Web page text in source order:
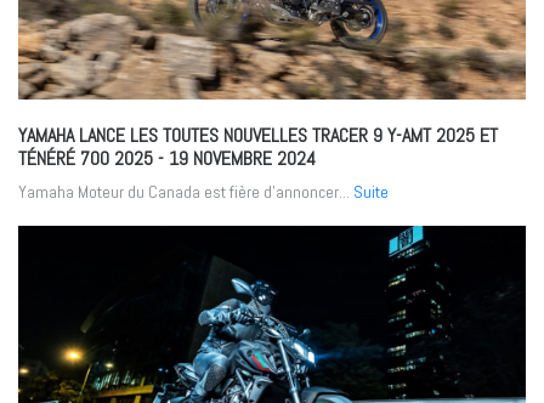
YAMAHA LANCE LES TOUTES NOUVELLES TRACER 9 Y-AMT 2025 ET
TÉNÉRÉ 700 2025- 19 NOVEMBRE 2024
Yamaha Moteur du Canada est fière d’annoncer... Suite